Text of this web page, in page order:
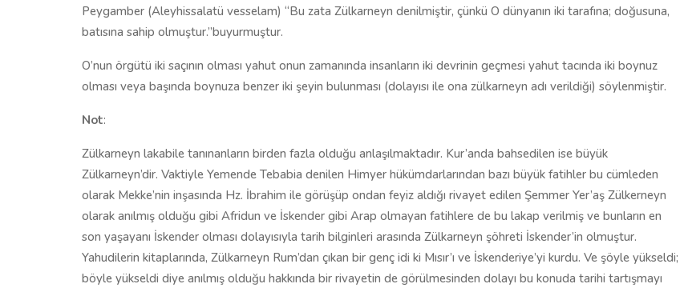
Peygamber (Aleyhissalatü vesselam) “Bu zata Zülkarneyn denilmiştir, çünkü O dünyanın iki tarafına; doğusuna,
batısına sahip olmuştur.”buyurmuştur.
O’nun örgütü iki saçının olması yahut onun zamanında insanların iki devrinin geçmesi yahut tacında iki boynuz
olması veya başında boynuza benzer iki şeyin bulunması (dolayısı ile ona zülkarneyn adı verildiği) söylenmiştir.
Not:
Zülkarneyn lakabile tanınanların birden fazla olduğu anlaşılmaktadır. Kur’anda bahsedilen ise büyük
Zülkarneyn’dir. Vaktiyle Yemende Tebabia denilen Himyer hükümdarlarından bazı büyük fatihler bu cümleden
olarak Mekke’nin inşasında Hz. İbrahim ile görüşüp ondan feyiz aldığı rivayet edilen Şemmer Yer’aş Zülkerneyn
olarak anılmış olduğu gibi Afridun ve İskender gibi Arap olmayan fatihlere de bu lakap verilmiş ve bunların en
son yaşayanı İskender olması dolayısıyla tarih bilginleri arasında Zülkarneyn şöhreti İskender’in olmuştur.
Yahudilerin kitaplarında, Zülkarneyn Rum’dan çıkan bir genç idi ki Mısır’ı ve İskenderiye’yi kurdu. Ve şöyle yükseldi;
böyle yükseldi diye anılmış olduğu hakkında bir rivayetin de görülmesinden dolayı bu konuda tarihi tartışmayı